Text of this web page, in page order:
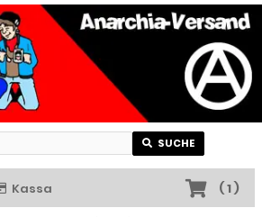
SUCHE
Kassa (1)